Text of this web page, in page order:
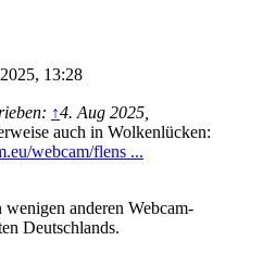
13:28
↑4. Aug 2025,
auch in Wolkenlücken:
webcam/flens ...
anderen Webcam-
Deutschlands.